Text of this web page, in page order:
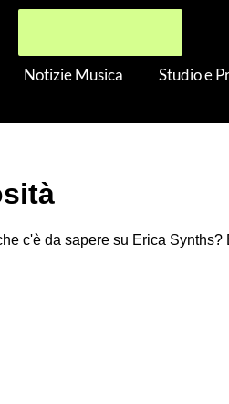
Notizie Musica Studio e
c'è da sapere su Erica